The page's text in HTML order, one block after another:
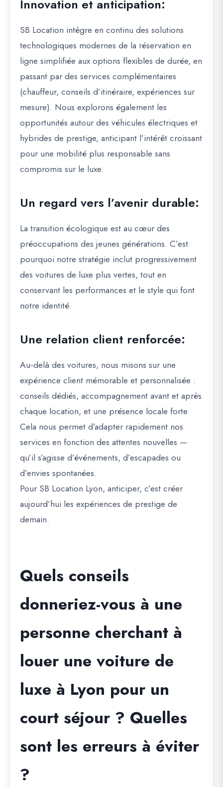
Innovation et anticipation:
SB Location intègre en continu des solutions
technologiques modernes de la réservation en
ligne simplifiée aux options flexibles de durée, en
passant par des services complémentaires
(chauffeur, conseils d’itinéraire, expériences sur
mesure). Nous explorons également les
opportunités autour des véhicules électriques et
hybrides de prestige, anticipant l’intérêt croissant
pour une mobilité plus responsable sans
compromis sur le luxe.
Un regard vers l’avenir durable:
La transition écologique est au cœur des
préoccupations des jeunes générations. C’est
pourquoi notre stratégie inclut progressivement
des voitures de luxe plus vertes, tout en
conservant les performances et le style qui font
notre identité.
Une relation client renforcée:
Au-delà des voitures, nous misons sur une
expérience client mémorable et personnalisée :
conseils dédiés, accompagnement avant et après
chaque location, et une présence locale forte.
Cela nous permet d’adapter rapidement nos
services en fonction des attentes nouvelles —
qu’il s’agisse d’événements, d’escapades ou
d’envies spontanées.
Pour SB Location Lyon, anticiper, c’est créer
aujourd’hui les expériences de prestige de
demain.
Quels conseils
donneriez-vous à une
personne cherchant à
louer une voiture de
luxe à Lyon pour un
court séjour ? Quelles
sont les erreurs à éviter
?